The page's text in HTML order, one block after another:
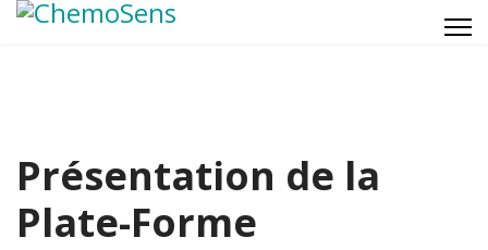
Présentation de la
Plate-Forme